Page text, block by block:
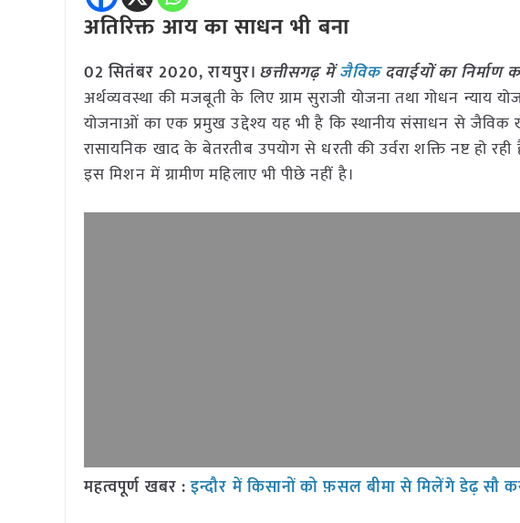
अतिरिक्त आय का साधन भी बना
02 सितंबर 2020, रायपुर। छत्तीसगढ़ मेंजैविकदवाईयों का
अर्थव्यवस्था की मजबूती के लिए ग्राम सुराजी योजना तथा गोधन न्याय
योजनाओं का एक प्रमुख उद्देश्य यह भी है कि स्थानीय संसाधन से जैविक
रासायनिक खाद के बेतरतीब उपयोग से धरती की उर्वरा शक्ति नष्ट हो
इस मिशन में ग्रामीण महिलाए भी पीछे नहीं है।
महत्वपूर्ण खबर :इन्दौर में किसानों को फ़सल बीमा से मिलेंगे डेढ़ सौ